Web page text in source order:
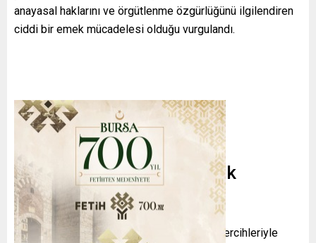
anayasal haklarını ve örgütlenme özgürlüğünü ilgilendiren
ciddi bir emek mücadelesi olduğu vurgulandı.
“İşçilerin Özgür İradesi Yok
Sayılıyor”
Açıklamada, Bursagaz çalışanlarının kendi tercihleriyle